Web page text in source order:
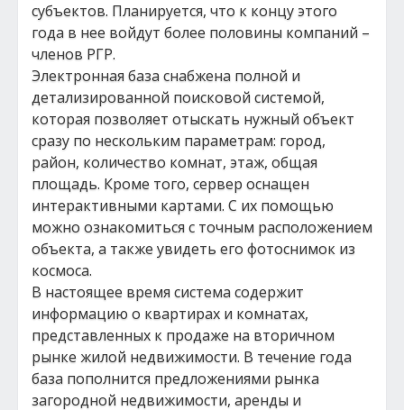
субъектов. Планируется, что к концу этого
года в нее войдут более половины компаний –
членов РГР.
Электронная база снабжена полной и
детализированной поисковой системой,
которая позволяет отыскать нужный объект
сразу по нескольким параметрам: город,
район, количество комнат, этаж, общая
площадь. Кроме того, сервер оснащен
интерактивными картами. С их помощью
можно ознакомиться с точным расположением
объекта, а также увидеть его фотоснимок из
космоса.
В настоящее время система содержит
информацию о квартирах и комнатах,
представленных к продаже на вторичном
рынке жилой недвижимости. В течение года
база пополнится предложениями рынка
загородной недвижимости, аренды и